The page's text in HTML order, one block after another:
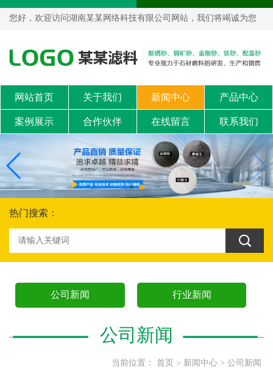
您好，欢迎访问湖南某某网络科技有限公司网站，我们将竭诚为您
服务！
网站首页 关于我们 新闻中心 产品中心
案例展示 合作伙伴 在线留言 联系我们
热门搜索：
公司新闻 行业新闻
公司新闻
当前位置： 首页 > 新闻中心 > 公司新闻